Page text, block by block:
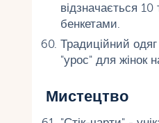
відзначається
бенкетами.
Традиційний
"урос" для жінок
Мистецтво